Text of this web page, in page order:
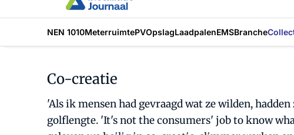
NEN 1010MeterruimtePVOpslagLaadpalenEMSBranche
Co-creatie
'Als ik mensen had gevraagd wat ze wilden, hadden
golflengte. 'It's not the consumers' job to know